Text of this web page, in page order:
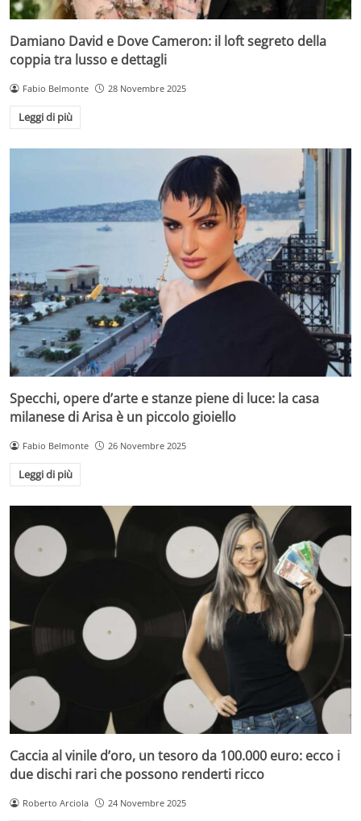
Damiano David e Dove Cameron: il loft segreto della
coppia tra lusso e dettagli
Fabio Belmonte 28 Novembre 2025
Leggi di più
Specchi, opere d’arte e stanze piene di luce: la casa
milanese di Arisa è un piccolo gioiello
Fabio Belmonte 26 Novembre 2025
Leggi di più
Caccia al vinile d’oro, un tesoro da 100.000 euro: ecco i
due dischi rari che possono renderti ricco
Roberto Arciola 24 Novembre 2025